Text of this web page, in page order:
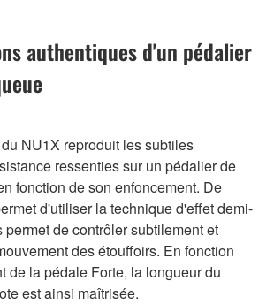
authentiques d'un pédalier
NU1X reproduit les subtiles
ressenties sur un pédalier de
fonction de son enfoncement. De
d'utiliser la technique d'effet demi-
de contrôler subtilement et
des étouffoirs. En fonction
de la pédale Forte, la longueur du
est ainsi maîtrisée.